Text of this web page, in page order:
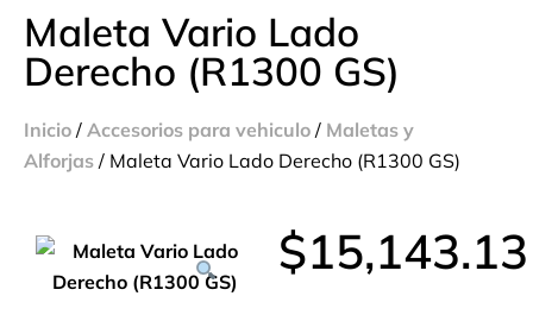
Maleta Vario Lado
Derecho (R1300 GS)
Inicio / Accesorios para vehiculo / Maletas y
Alforjas / Maleta Vario Lado Derecho (R1300 GS)
$15,143.13